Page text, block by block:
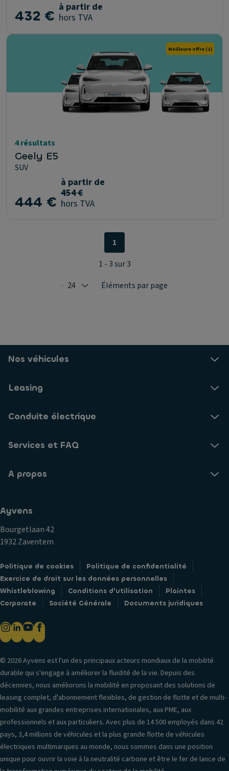
432 € à partir de
hors TVA
Meilleure offre (1)
4 résultats
Geely E5
SUV
444 €
à partir de
454 €
hors TVA
Selected: 24
24 Éléments par page
1
1 - 3 sur 3
Nos véhicules
Leasing
Conduite électrique
Services et FAQ
A propos
Ayvens
Bourgetlaan 42
1932 Zaventem
Politique de cookies
Politique de confidentialité
Exercice de droit sur les données personnelles
Whistleblowing
Conditions d'utilisation
Plaintes
Corporate
Société Générale Documents juridiques
© 2026 Ayvens est l'un des principaux acteurs mondiaux de la mobilité
durable qui s'engage à améliorer la fluidité de la vie. Depuis des
décennies, nous améliorons la mobilité en proposant des solutions de
leasing complet, d'abonnement flexibles, de gestion de flotte et de multi-
mobilité aux grandes entreprises internationales, aux PME, aux
professionnels et aux particuliers. Avec plus de 14 500 employés dans 42
pays, 3,4 millions de véhicules et la plus grande flotte de véhicules
électriques multimarques au monde, nous sommes dans une position
unique pour ouvrir la voie à la neutralité carbone et être le fer de lance de